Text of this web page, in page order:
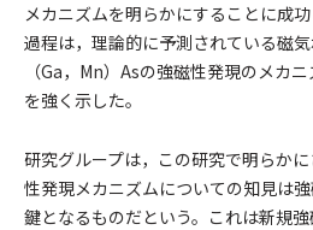
メカニズムを明らかにすることに成
過程は，理論的に予測されている磁
（Ga，Mn）Asの強磁性発現のメカ
を強く示した。
研究グループは，この研究で明らか
性発現メカニズムについての知見は
鍵となるものだという。これは新規